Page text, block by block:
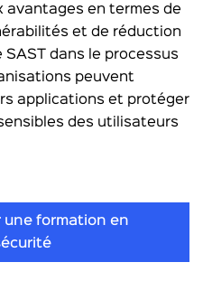
avantages en termes de
et de réduction
dans le processus
peuvent
applications et protéger
des utilisateurs
une formation en